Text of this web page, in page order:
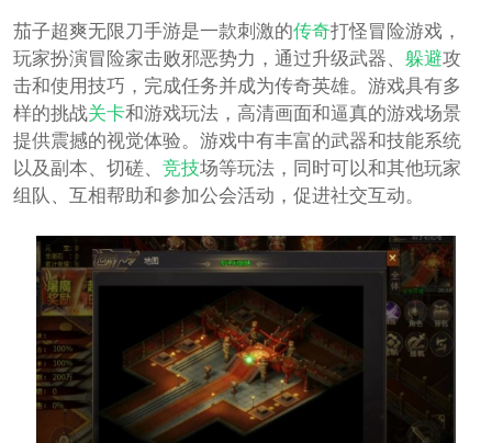
茄子超爽无限刀手游是一款刺激的传奇打怪冒险游戏，
玩家扮演冒险家击败邪恶势力，通过升级武器、 躲避攻
击和使用技巧，完成任务并成为传奇英雄。游戏具有多
样的挑战关卡和游戏玩法，高清画面和逼真的游戏场景
提供震撼的视觉体验。游戏中有丰富的武器和技能系统
以及副本、切磋、 竞技场等玩法，同时可以和其他玩家
组队、互相帮助和参加公会活动，促进社交互动。